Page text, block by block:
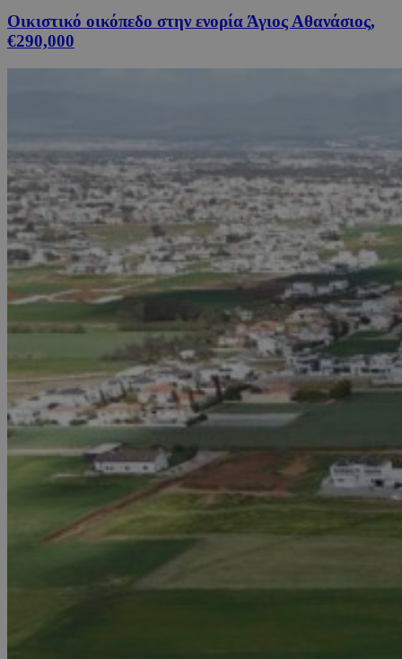
Οικιστικό οικόπεδο στην ενορία Άγιος Αθανάσιος,
€290,000